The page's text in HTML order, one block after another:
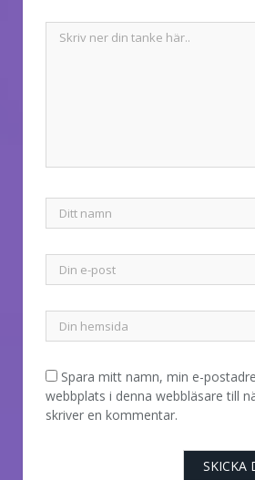
Spara mitt namn, min e-
webbplats i denna webbläsare till
skriver en kommentar.